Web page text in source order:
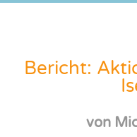
Bericht:
von